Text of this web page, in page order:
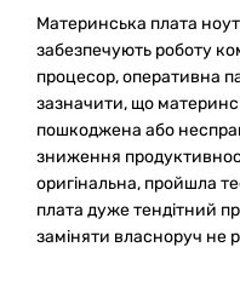
Материнська плата
забезпечують роботу
процесор, оперативна
зазначити, що
пошкоджена або
зниження
оригінальна, пройшла
плата дуже тендітний
заміняти власноруч не